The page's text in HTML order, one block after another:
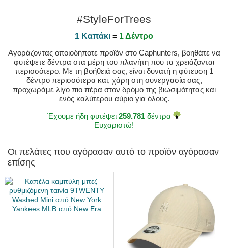
#StyleForTrees
1 Καπάκι = 1 Δέντρο
Αγοράζοντας οποιοδήποτε προϊόν στο Caphunters, βοηθάτε να
φυτέψετε δέντρα στα μέρη του πλανήτη που τα χρειάζονται
περισσότερο. Με τη βοήθειά σας, είναι δυνατή η φύτευση 1
δέντρο περισσότερα και, χάρη στη συνεργασία σας,
προχωράμε λίγο πιο πέρα στον δρόμο της βιωσιμότητας και
ενός καλύτερου αύριο για όλους.
Έχουμε ήδη φυτέψει 259.781 δέντρα
Ευχαριστώ!
Οι πελάτες που αγόρασαν αυτό το προϊόν αγόρασαν
επίσης